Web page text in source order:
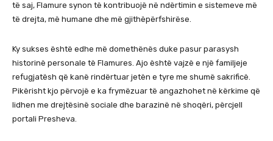
të saj, Flamure synon të kontribuojë në ndërtimin e sistemeve më
të drejta, më humane dhe më gjithëpërfshirëse.
Ky sukses është edhe më domethënës duke pasur parasysh
historinë personale të Flamures. Ajo është vajzë e një familjeje
refugjatësh që kanë rindërtuar jetën e tyre me shumë sakrificë.
Pikërisht kjo përvojë e ka frymëzuar të angazhohet në kërkime që
lidhen me drejtësinë sociale dhe barazinë në shoqëri, përcjell
portali Presheva.